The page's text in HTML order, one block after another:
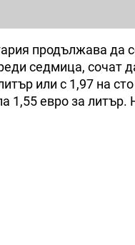
продължава да
седмица, сочат
или с 1,97 на
1,55 евро за